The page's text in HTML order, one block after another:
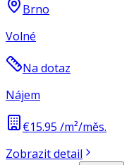
Brno
Volné
Na dotaz
Nájem
€15.95 /m²/měs.
Zobrazit detail